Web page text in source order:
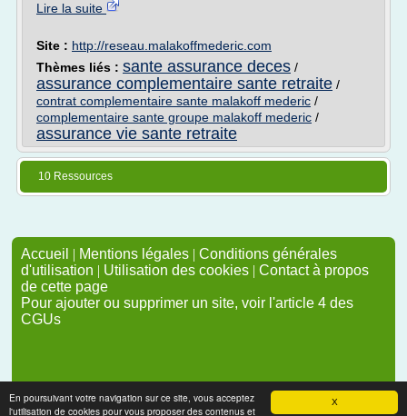
X
En poursuivant votre navigation sur ce site, vous acceptez
l'utilisation de cookies pour vous proposer des contenus et
Lire la suite
Site : http://reseau.malakoffmederic.com
Thèmes liés : sante assurance deces /
assurance complementaire sante retraite /
contrat complementaire sante malakoff mederic /
complementaire sante groupe malakoff mederic /
assurance vie sante retraite
10 Ressources
Accueil | Mentions légales | Conditions générales
d'utilisation | Utilisation des cookies | Contact à propos
de cette page
Pour ajouter ou supprimer un site, voir l'article 4 des
CGUs